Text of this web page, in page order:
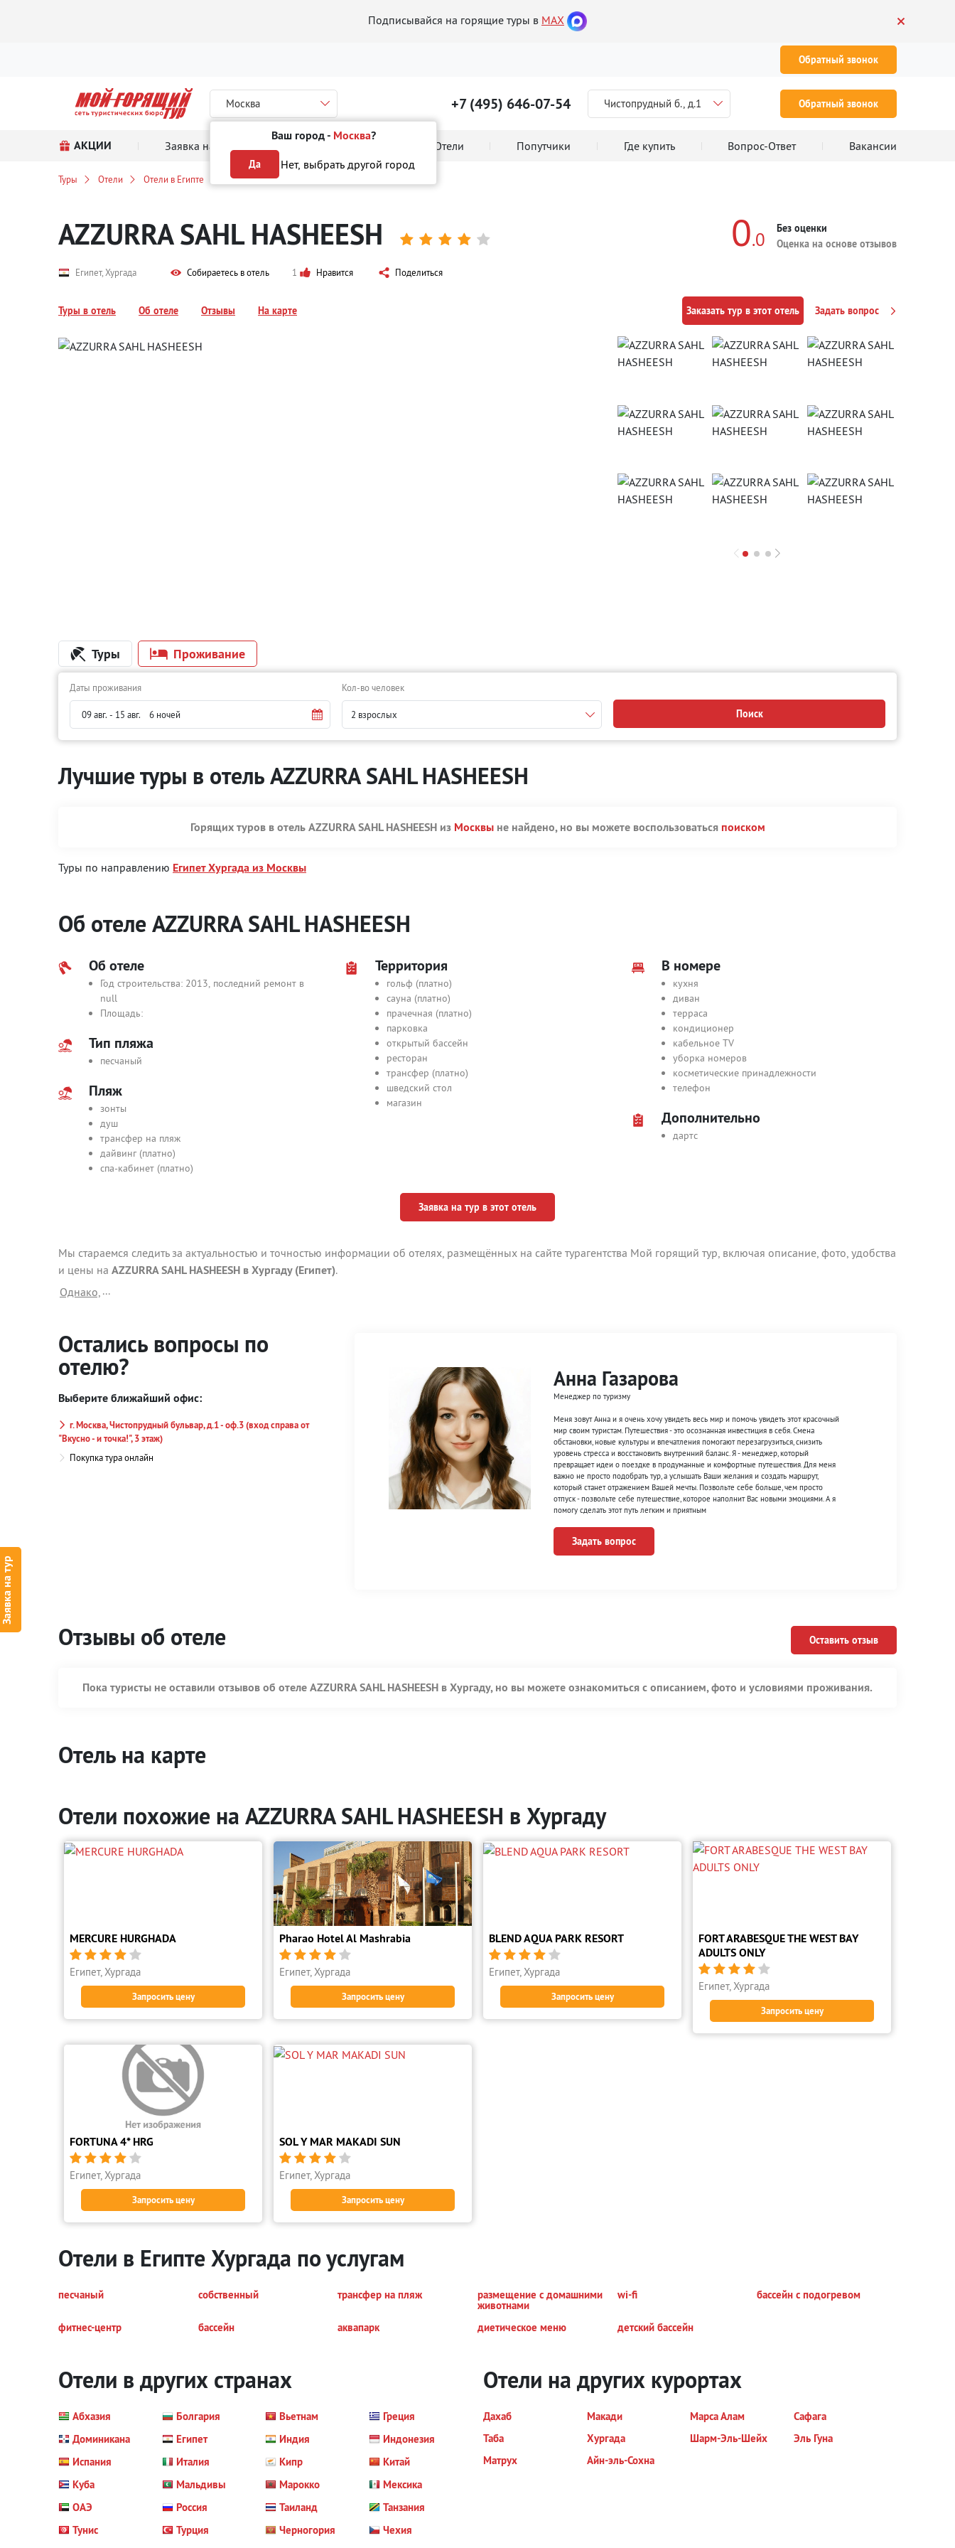
Заявка на тур
Подписывайся на горящие туры в MAX
Обратный звонок
Москва
Ваш город - Москва?
Да Нет, выбрать другой город
+7 (495) 646-07-54 Чистопрудный б., д.1 Обратный звонок
АКЦИИ Заявка на тур Поиск тура онлайн Отели Попутчики Где купить Вопрос-Ответ Вакансии
Туры Отели Отели в Египте в Хургаде
AZZURRA SAHL HASHEESH      0.0
Без оценки
Оценка на основе отзывов
Египет, Хургада Собираетесь в отель 1 Нравится Поделиться
Туры в отель Об отеле Отзывы На карте Заказать тур в этот отель Задать вопрос
Туры Проживание
Даты проживания Кол-во человек
2 взрослых Поиск
Лучшие туры в отель AZZURRA SAHL HASHEESH
Горящих туров в отель AZZURRA SAHL HASHEESH из Москвыне найдено, но вы можете воспользоваться поиском
Туры по направлению Египет Хургада из Москвы
Об отеле AZZURRA SAHL HASHEESH
Об отеле
Год строительства: 2013, последний ремонт в
null
Площадь:
Тип пляжа
песчаный
Пляж
зонты
душ
трансфер на пляж
дайвинг (платно)
спа-кабинет (платно)
Территория
гольф (платно)
сауна (платно)
прачечная (платно)
парковка
открытый бассейн
ресторан
трансфер (платно)
шведский стол
магазин
В номере
кухня
диван
терраса
кондиционер
кабельное TV
уборка номеров
косметические принадлежности
телефон
Дополнительно
дартс
Заявка на тур в этот отель
Мы стараемся следить за актуальностью и точностью информации об отелях, размещённых на сайте турагентства Мой горящий тур, включая описание, фото, удобства
и цены на AZZURRA SAHL HASHEESH в Хургаду (Египет).
Однако, ...
Остались вопросы по
отелю?
Выберите ближайший офис:
г. Москва, Чистопрудный бульвар, д.1 - оф.3 (вход справа от
"Вкусно - и точка!", 3 этаж)
Покупка тура онлайн
Анна Газарова
Менеджер по туризму
Меня зовут Анна и я очень хочу увидеть весь мир и помочь увидеть этот красочный
мир своим туристам. Путешествия - это осознанная инвестиция в себя. Смена
обстановки, новые культуры и впечатления помогают перезагрузиться, снизить
уровень стресса и восстановить внутренний баланс. Я - менеджер, который
превращает идеи о поездке в продуманные и комфортные путешествия. Для меня
важно не просто подобрать тур, а услышать Ваши желания и создать маршрут,
который станет отражением Вашей мечты. Позвольте себе больше, чем просто
отпуск - позвольте себе путешествие, которое наполнит Вас новыми эмоциями. А я
помогу сделать этот путь легким и приятным
Задать вопрос
Отзывы об отеле Оставить отзыв
Пока туристы не оставили отзывов об отеле AZZURRA SAHL HASHEESH в Хургаду, но вы можете ознакомиться с описанием, фото и условиями проживания.
Отель на карте
Отели похожие на AZZURRA SAHL HASHEESH в Хургаду
MERCURE HURGHADA
    
Египет, Хургада
Запросить цену
Pharao Hotel Al Mashrabia
    
Египет, Хургада
Запросить цену
BLEND AQUA PARK RESORT
    
Египет, Хургада
Запросить цену
FORT ARABESQUE THE WEST BAY
ADULTS ONLY
    
Египет, Хургада
Запросить цену
FORTUNA 4* HRG
    
Египет, Хургада
Запросить цену
SOL Y MAR MAKADI SUN
    
Египет, Хургада
Запросить цену
Отели в Египте Хургада по услугам
песчаный собственный трансфер на пляж размещение с домашними
животнами
wi-fi бассейн с подогревом
фитнес-центр бассейн аквапарк диетическое меню детский бассейн
Отели в других странах
Абхазия Болгария Вьетнам
Греция
Доминикана
Египет Индия
Индонезия
Испания
Италия Кипр
Китай
Куба
Мальдивы Марокко
Мексика
ОАЭ
Россия Таиланд
Танзания
Тунис
Турция Черногория
Чехия
Отели на других курортах
Дахаб Макади Марса Алам
Сафага
Таба
Хургада Шарм-Эль-Шейх
Эль Гуна
Матрух
Айн-эль-Сохна